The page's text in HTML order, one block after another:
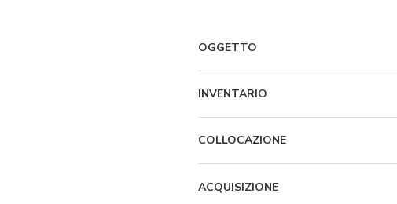
OGGETTO
INVENTARIO
COLLOCAZIONE
ACQUISIZIONE